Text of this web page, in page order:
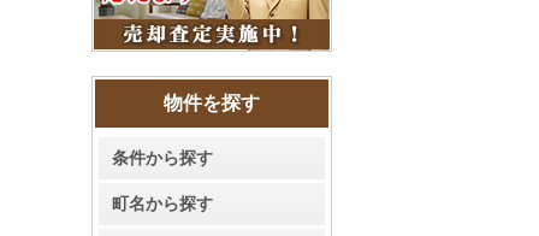
物件を探す
条件から探す
町名から探す